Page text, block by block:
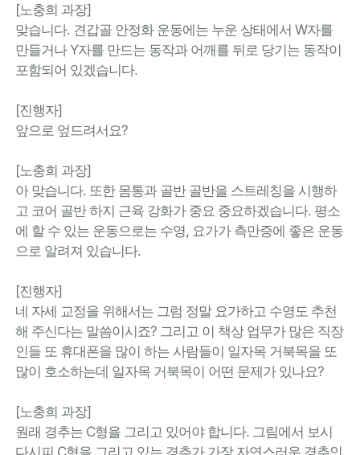
[노충희 과장]
맞습니다. 견갑골 안정화 운동에는 누운 상태에서 W자를
만들거나 Y자를 만드는 동작과 어깨를 뒤로 당기는 동작이
포함되어 있겠습니다.
[진행자]
앞으로 엎드려서요?
[노충희 과장]
아 맞습니다. 또한 몸통과 골반 골반을 스트레칭을 시행하
고 코어 골반 하지 근육 강화가 중요 중요하겠습니다. 평소
에 할 수 있는 운동으로는 수영, 요가가 측만증에 좋은 운동
으로 알려져 있습니다.
[진행자]
네 자세 교정을 위해서는 그럼 정말 요가하고 수영도 추천
해 주신다는 말씀이시죠? 그리고 이 책상 업무가 많은 직장
인들 또 휴대폰을 많이 하는 사람들이 일자목 거북목을 또
많이 호소하는데 일자목 거북목이 어떤 문제가 있나요?
[노충희 과장]
원래 경추는 C형을 그리고 있어야 합니다. 그림에서 보시
다시피 C형을 그리고 있는 경추가 가장 자연스러운 경추인